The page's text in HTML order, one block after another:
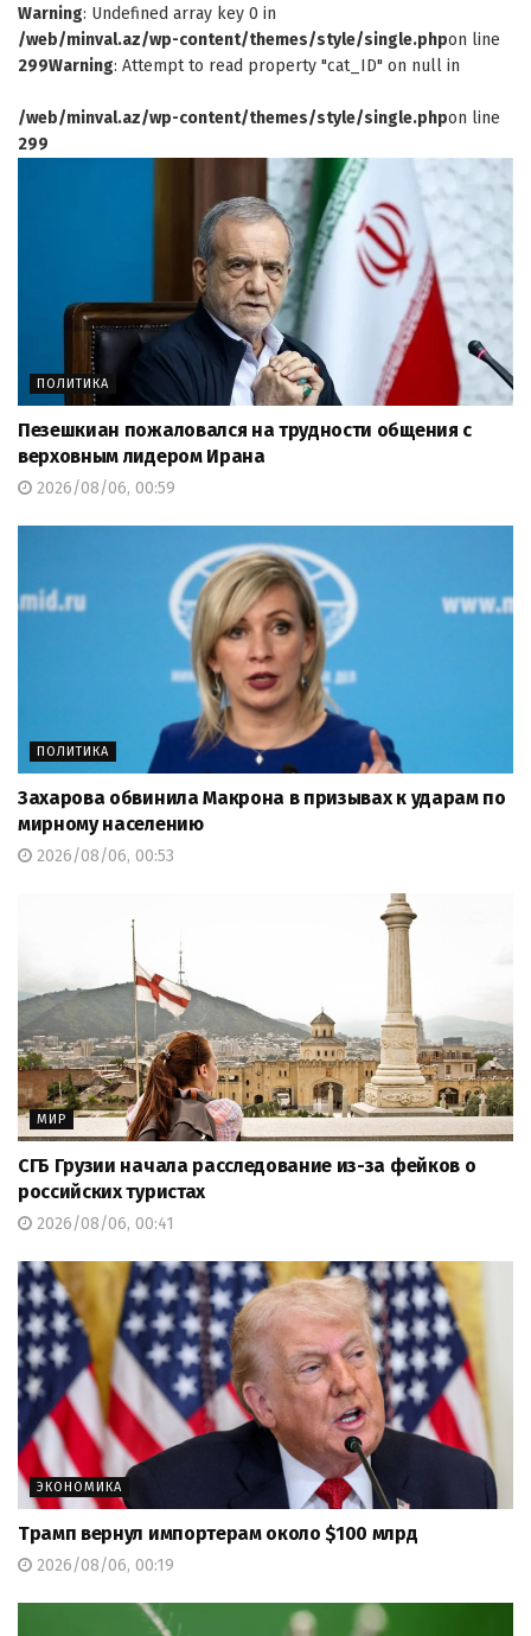
Warning: Undefined array key 0 in
/web/minval.az/wp-content/themes/style/single.phpon line
299Warning: Attempt to read property "cat_ID" on null in
/web/minval.az/wp-content/themes/style/single.phpon line
299
ПОЛИТИКА
Пезешкиан пожаловался на трудности общения с
верховным лидером Ирана
2026/08/06, 00:59
ПОЛИТИКА
Захарова обвинила Макрона в призывах к ударам по
мирному населению
2026/08/06, 00:53
МИР
СГБ Грузии начала расследование из-за фейков о
российских туристах
2026/08/06, 00:41
ЭКОНОМИКА
Трамп вернул импортерам около $100 млрд
2026/08/06, 00:19